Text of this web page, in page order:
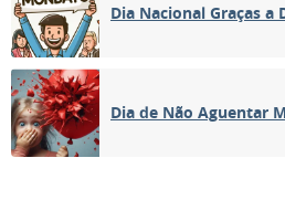
Dia Nacional Graças a
Dia de Não Aguentar